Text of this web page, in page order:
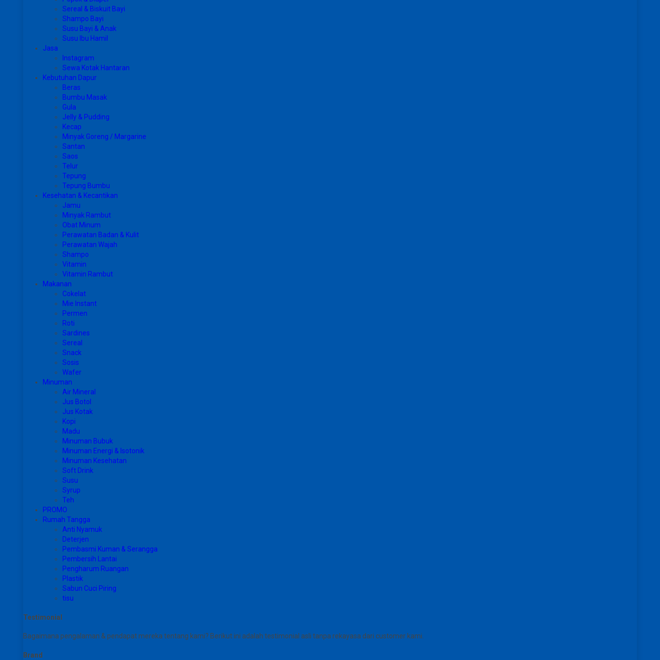
Sereal & Biskuit Bayi
Shampo Bayi
Susu Bayi & Anak
Susu Ibu Hamil
Jasa
Instagram
Sewa Kotak Hantaran
Kebutuhan Dapur
Beras
Bumbu Masak
Gula
Jelly & Pudding
Kecap
Minyak Goreng / Margarine
Santan
Saos
Telur
Tepung
Tepung Bumbu
Kesehatan & Kecantikan
Jamu
Minyak Rambut
Obat Minum
Perawatan Badan & Kulit
Perawatan Wajah
Shampo
Vitamin
Vitamin Rambut
Makanan
Cokelat
Mie Instant
Permen
Roti
Sardines
Sereal
Snack
Sosis
Wafer
Minuman
Air Mineral
Jus Botol
Jus Kotak
Kopi
Madu
Minuman Bubuk
Minuman Energi & Isotonik
Minuman Kesehatan
Soft Drink
Susu
Syrup
Teh
PROMO
Rumah Tangga
Anti Nyamuk
Deterjen
Pembasmi Kuman & Serangga
Pembersih Lantai
Pengharum Ruangan
Plastik
Sabun Cuci Piring
tisu
Testimonial
Bagaimana pengalaman & pendapat mereka tentang kami? Berikut ini adalah testimonial asli tanpa rekayasa dari customer kami.
Brand